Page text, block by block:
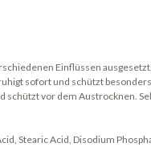
Einflüssen
sofort und schützt
vor dem Austrocknen.
Stearic Acid, Disodium